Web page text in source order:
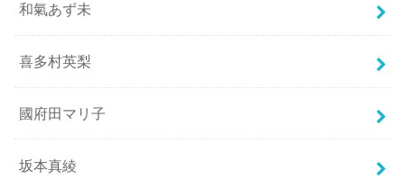
和氣あず未
喜多村英梨
國府田マリ子
坂本真綾